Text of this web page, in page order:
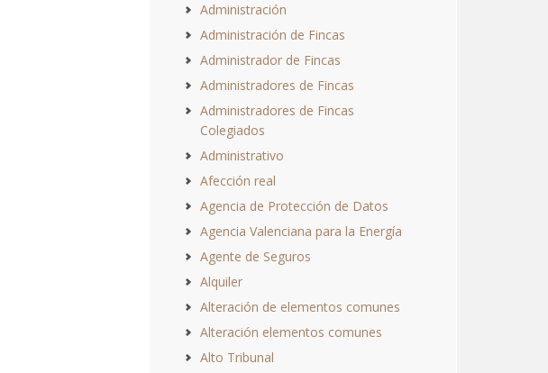
Administración
Administración de Fincas
Administrador de Fincas
Administradores de Fincas
Administradores de Fincas
Colegiados
Administrativo
Afección real
Agencia de Protección de Datos
Agencia Valenciana para la Energía
Agente de Seguros
Alquiler
Alteración de elementos comunes
Alteración elementos comunes
Alto Tribunal